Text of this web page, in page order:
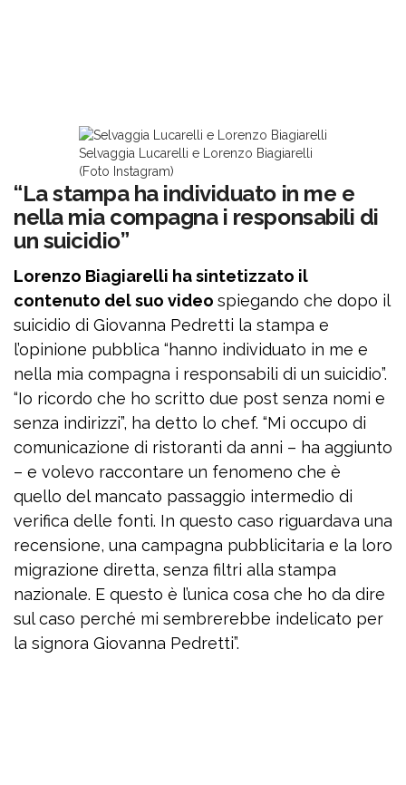
Selvaggia Lucarelli e Lorenzo Biagiarelli
(Foto Instagram)
“La stampa ha individuato in me e
nella mia compagna i responsabili di
un suicidio”
Lorenzo Biagiarelli ha sintetizzato il
contenuto del suo video spiegando che dopo il
suicidio di Giovanna Pedretti la stampa e
l’opinione pubblica “hanno individuato in me e
nella mia compagna i responsabili di un suicidio”.
“Io ricordo che ho scritto due post senza nomi e
senza indirizzi”, ha detto lo chef. “Mi occupo di
comunicazione di ristoranti da anni – ha aggiunto
– e volevo raccontare un fenomeno che è
quello del mancato passaggio intermedio di
verifica delle fonti. In questo caso riguardava una
recensione, una campagna pubblicitaria e la loro
migrazione diretta, senza filtri alla stampa
nazionale. E questo è l’unica cosa che ho da dire
sul caso perché mi sembrerebbe indelicato per
la signora Giovanna Pedretti”.